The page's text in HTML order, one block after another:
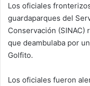
Los oficiales
guardaparques del
Conservación (SINAC)
que deambulaba por
Golfito.
Los oficiales fueron